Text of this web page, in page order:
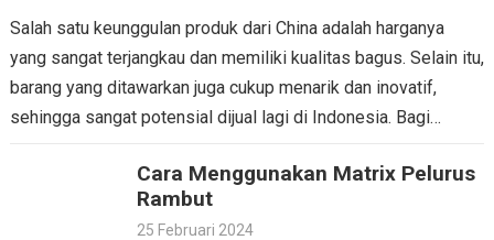
Salah satu keunggulan produk dari China adalah harganya
yang sangat terjangkau dan memiliki kualitas bagus. Selain itu,
barang yang ditawarkan juga cukup menarik dan inovatif,
sehingga sangat potensial dijual lagi di Indonesia. Bagi…
Cara Menggunakan Matrix Pelurus
Rambut
25 Februari 2024